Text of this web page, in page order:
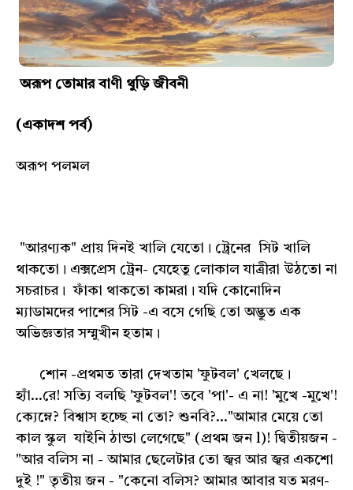
অরূপ তোমার বাণী থুড়ি জীবনী
(একাদশ পর্ব)
অরূপ পলমল
"আরণ্যক" প্রায় দিনই খালি যেতো। ট্রেনের সিট খালি
থাকতো। এক্সপ্রেস ট্রেন- যেহেতু লোকাল যাত্রীরা উঠতো না
সচরাচর। ফাঁকা থাকতো কামরা। যদি কোনোদিন
ম্যাডামদের পাশের সিট -এ বসে গেছি তো অদ্ভুত এক
অভিজ্ঞতার সম্মুখীন হতাম।
শোন -প্রথমত তারা দেখতাম 'ফুটবল' খেলছে।
হ্যাঁ...রে! সত্যি বলছি 'ফুটবল'! তবে 'পা'- এ না! 'মুখে -মুখে'!
ক্যেম্নে? বিশ্বাস হচ্ছে না তো? শুনবি?..."আমার মেয়ে তো
কাল স্কুল যাইনি ঠান্ডা লেগেছে" (প্রথম জন l)! দ্বিতীয়জন -
"আর বলিস না - আমার ছেলেটার তো জ্বর আর জ্বর একশো
দুই !" তৃতীয় জন - "কেনো বলিস? আমার আবার যত মরণ-